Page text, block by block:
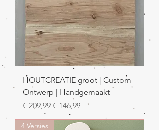
HOUTCREATIE groot | Custom
Ontwerp | Handgemaakt
Normale prijs
€ 209,99 Verkoopprijs
€ 146,99
4 Versies